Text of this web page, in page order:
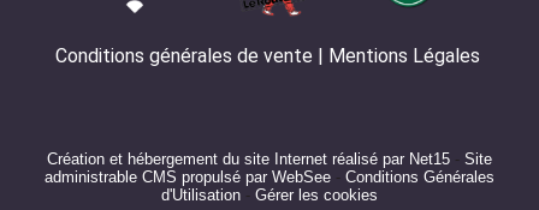
Conditions générales de vente Mentions Légales
Création et hébergement du site Internet réalisé par Net15 - Site
administrable CMS propulsé par WebSee - Conditions Générales
d'Utilisation - Gérer les cookies